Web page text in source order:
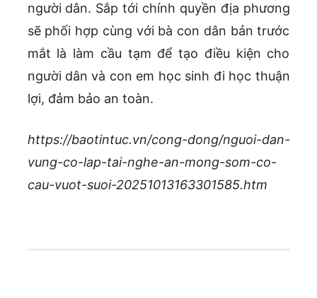
người dân. Sắp tới chính quyền địa phương
sẽ phối hợp cùng với bà con dân bản trước
mắt là làm cầu tạm để tạo điều kiện cho
người dân và con em học sinh đi học thuận
lợi, đảm bảo an toàn.
https://baotintuc.vn/cong-dong/nguoi-dan-
vung-co-lap-tai-nghe-an-mong-som-co-
cau-vuot-suoi-20251013163301585.htm